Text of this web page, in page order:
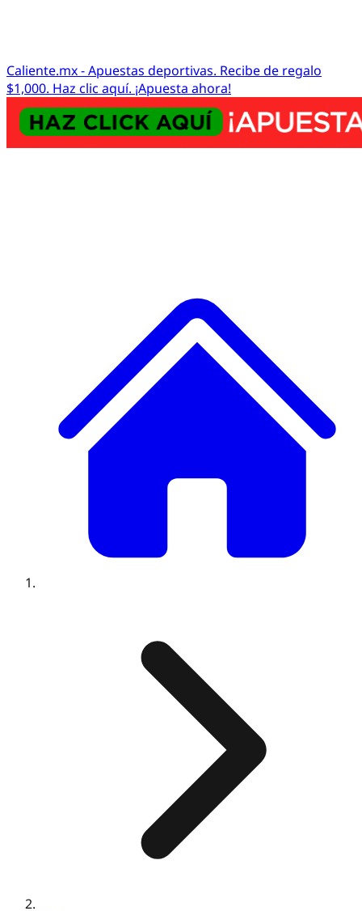
Caliente.mx - Apuestas deportivas. Recibe de regalo
$1,000. Haz clic aquí. ¡Apuesta ahora!